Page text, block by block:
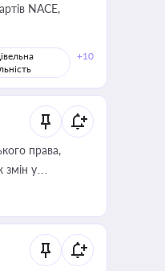
NACE,
+10
права,
змін у